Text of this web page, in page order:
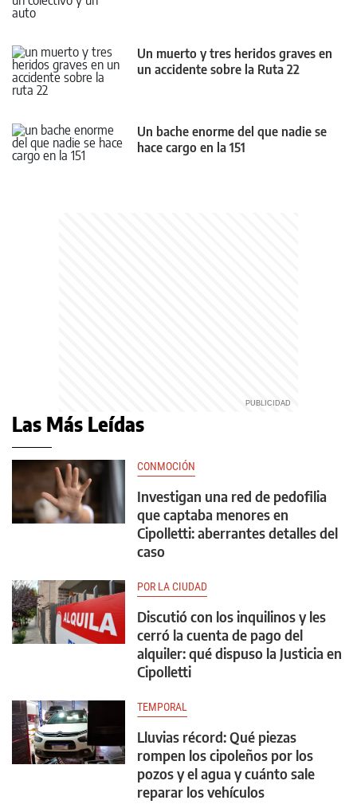
Un muerto y tres heridos graves en
un accidente sobre la Ruta 22
Un bache enorme del que nadie se
hace cargo en la 151
Las Más Leídas
CONMOCIÓN
Investigan una red de pedofilia
que captaba menores en
Cipolletti: aberrantes detalles del
caso
POR LA CIUDAD
Discutió con los inquilinos y les
cerró la cuenta de pago del
alquiler: qué dispuso la Justicia en
Cipolletti
TEMPORAL
Lluvias récord: Qué piezas
rompen los cipoleños por los
pozos y el agua y cuánto sale
reparar los vehículos